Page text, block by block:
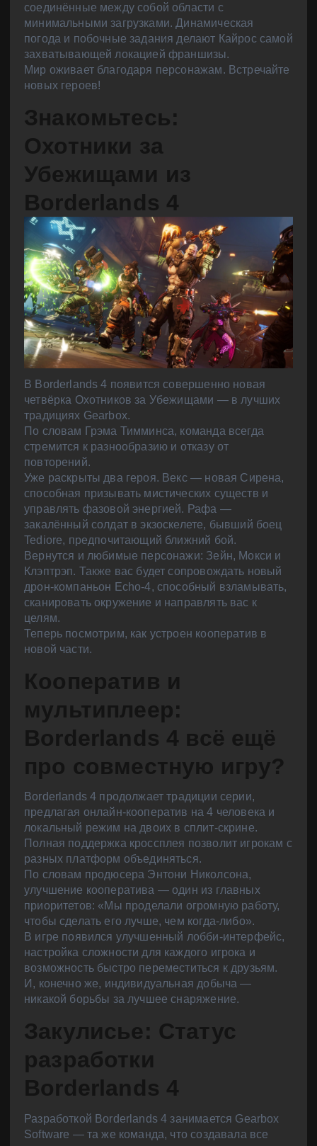
соединённые между собой области с
минимальными загрузками. Динамическая
погода и побочные задания делают Кайрос самой
захватывающей локацией франшизы.
Мир оживает благодаря персонажам. Встречайте
новых героев!
Знакомьтесь:
Охотники за
Убежищами из
Borderlands 4
В Borderlands 4 появится совершенно новая
четвёрка Охотников за Убежищами — в лучших
традициях Gearbox.
По словам Грэма Тимминса, команда всегда
стремится к разнообразию и отказу от
повторений.
Уже раскрыты два героя. Векс — новая Сирена,
способная призывать мистических существ и
управлять фазовой энергией. Рафа —
закалённый солдат в экзоскелете, бывший боец
Tediore, предпочитающий ближний бой.
Вернутся и любимые персонажи: Зейн, Мокси и
Клэптрэп. Также вас будет сопровождать новый
дрон-компаньон Echo-4, способный взламывать,
сканировать окружение и направлять вас к
целям.
Теперь посмотрим, как устроен кооператив в
новой части.
Кооператив и
мультиплеер:
Borderlands 4 всё ещё
про совместную игру?
Borderlands 4 продолжает традиции серии,
предлагая онлайн-кооператив на 4 человека и
локальный режим на двоих в сплит-скрине.
Полная поддержка кроссплея позволит игрокам с
разных платформ объединяться.
По словам продюсера Энтони Николсона,
улучшение кооператива — один из главных
приоритетов: «Мы проделали огромную работу,
чтобы сделать его лучше, чем когда-либо».
В игре появился улучшенный лобби-интерфейс,
настройка сложности для каждого игрока и
возможность быстро переместиться к друзьям.
И, конечно же, индивидуальная добыча —
никакой борьбы за лучшее снаряжение.
Закулисье: Статус
разработки
Borderlands 4
Разработкой Borderlands 4 занимается Gearbox
Software — та же команда, что создавала все